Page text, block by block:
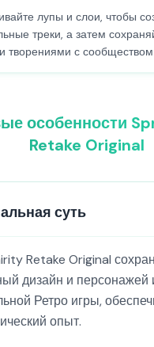
лупы и слои, чтобы
треки, а затем
творениями с
особенности
Retake Original
суть
Retake Original
дизайн и персонажей
Ретро игры,
опыт.